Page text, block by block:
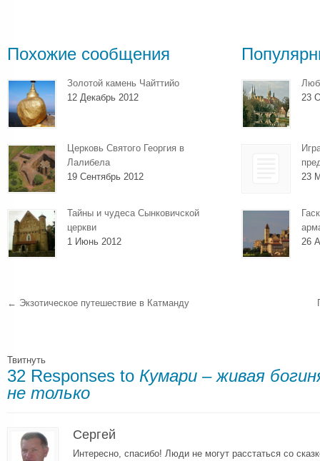
Похожие сообщения
Золотой камень Чайттийо
12 Декабрь 2012
Церковь Святого Георгия в
Лалибела
19 Сентябрь 2012
Тайны и чудеса Сынковичской
церкви
1 Июнь 2012
23
23
26
← Экзотическое путешествие в Катманду
Твитнуть
32 Responses to Кумари – живая
не только
Сергей
Интересно, спасибо! Люди не могут расстаться со